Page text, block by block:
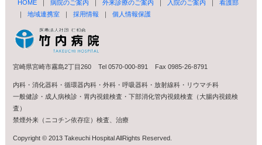
HOME ｜ 病院のご案内 ｜ 外来診療のご案内 ｜ 入院のご案内 ｜
看護部
｜
地域連携室 ｜ 採用情報 ｜ 個人情報保護
宮崎県宮崎市霧島2丁目260 Tel 0570-000-891 Fax 0985-26-8791
内科・消化器科・循環器内科・外科・呼吸器科・放射線科・リウマチ科
一般健診・成人病検診・胃内視鏡検査・下部消化管内視鏡検査（大腸内視鏡検
査）
禁煙外来（ニコチン依存症）検査、治療
Copyright © 2013 Takeuchi Hospital AllRights Reserved.